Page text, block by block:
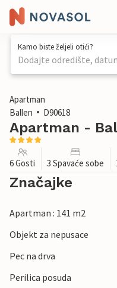
Kamo biste željeli otići?
Dodajte odredište,
1 / 25
Apartman
Ballen
D90618
Apartman -
6 Gosti 3 Spavaće sobe
Značajke
Apartman : 141 m2
Objekt za nepusace
Pec na drva
Perilica posuda